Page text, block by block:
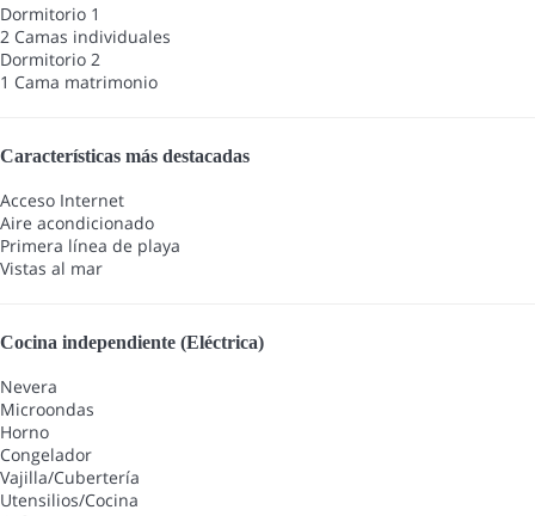
Dormitorio 1
2 Camas individuales
Dormitorio 2
1 Cama matrimonio
Características más destacadas
Acceso Internet
Aire acondicionado
Primera línea de playa
Vistas al mar
Cocina independiente (Eléctrica)
Nevera
Microondas
Horno
Congelador
Vajilla/Cubertería
Utensilios/Cocina